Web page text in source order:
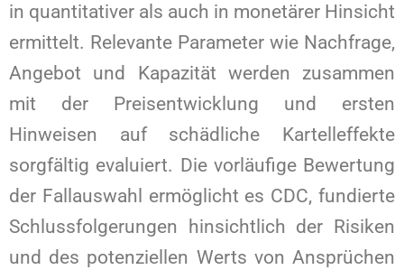
in quantitativer als auch in monetärer Hinsicht
ermittelt. Relevante Parameter wie Nachfrage,
Angebot und Kapazität werden zusammen
mit der Preisentwicklung und ersten
Hinweisen auf schädliche Kartelleffekte
sorgfältig evaluiert. Die vorläufige Bewertung
der Fallauswahl ermöglicht es CDC, fundierte
Schlussfolgerungen hinsichtlich der Risiken
und des potenziellen Werts von Ansprüchen